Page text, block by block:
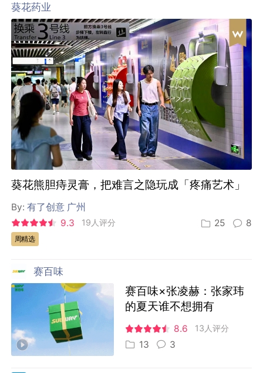
葵花药业
葵花熊胆痔灵膏，把难言之隐玩成「疼痛艺术」
By:有了创意 广州
9.3
19人评分 25 8
周精选
赛百味
赛百味×张凌赫：张家玮
的夏天谁不想拥有
8.6 13人评分
13 3